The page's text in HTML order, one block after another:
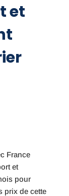
et
France
et
pour
prix de cette